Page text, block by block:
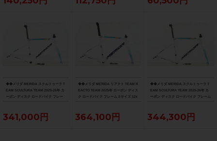
◆◆メリダ MERIDA スクルトゥーラ T
EAM SCULTURA TEAM 2025-26年 カ
ーボン ディスク ロードバイク フレー
341,000円
◆◆メリダ MERIDA リアクト TEAM R
EACTO TEAM 2025年 カーボン ディス
ク ロードバイク フレーム Sサイズ 12x
364,100円
◆◆メリダ MERIDA スクルトゥーラ T
EAM SCULTURA TEAM 2025-26年 カ
ーボン ディスク ロードバイク フレーム
344,300円